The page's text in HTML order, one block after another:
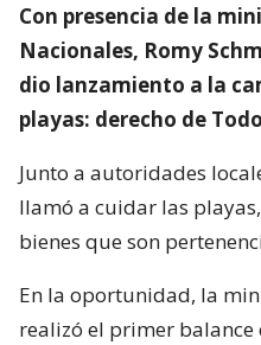
Con presencia de la
Nacionales, Romy
dio lanzamiento a la
playas: derecho de
Junto a autoridades
llamó a cuidar las
bienes que son
En la oportunidad, la
realizó el primer